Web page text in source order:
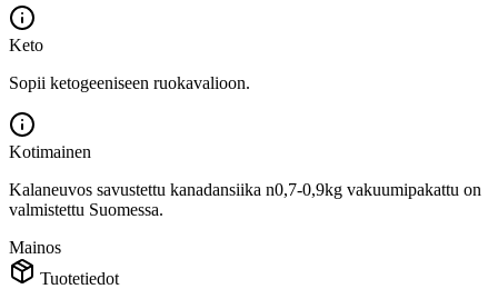
Keto
Sopii ketogeeniseen ruokavalioon.
Kotimainen
Kalaneuvos savustettu kanadansiika n0,7-0,9kg vakuumipakattu on
valmistettu Suomessa.
Mainos
Tuotetiedot